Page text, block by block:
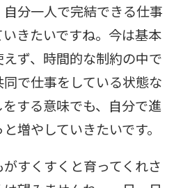
分一人で完結できる仕事
きたいですね。今は基本
ず、時間的な制約の中で
で仕事をしている状態な
する意味でも、自分で進
増やしていきたいです。
すくすくと育ってくれさ